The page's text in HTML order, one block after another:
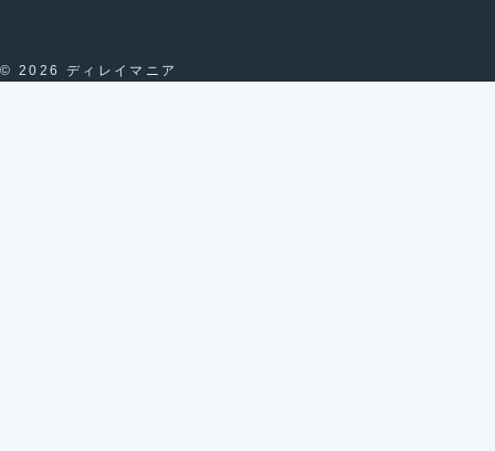
© 2026 ディレイマニア